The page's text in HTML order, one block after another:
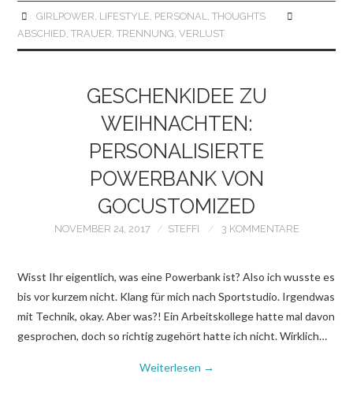
GIRLPOWER LIFESTYLE PERSONAL
THOUGHTS
ABSCHIED ,TRAUER ,TRENNUNG ,VERLUST
GESCHENKIDEE ZU
WEIHNACHTEN:
PERSONALISIERTE
POWERBANK VON
GOCUSTOMIZED
NOVEMBER 24, 2017 STEFFI 3 KOMMENTARE
Wisst Ihr eigentlich, was eine Powerbank ist? Also ich wusste es
bis vor kurzem nicht. Klang für mich nach Sportstudio. Irgendwas
mit Technik, okay. Aber was?! Ein Arbeitskollege hatte mal davon
gesprochen, doch so richtig zugehört hatte ich nicht. Wirklich…
Weiterlesen →